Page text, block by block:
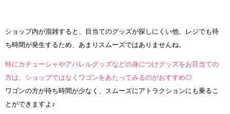
ショップ内が混雑すると、目当てのグッズが探しにくい他、レジでも待
ち時間が発生するため、あまりスムーズではありませんね。
特にカチューシャやアパレルグッズなどの身につけグッズをお目当ての
方は、ショップではなくワゴンをあたってみるのがおすすめ◎
ワゴンの方が待ち時間が少なく、スムーズにアトラクションにも乗るこ
とができますよ♪